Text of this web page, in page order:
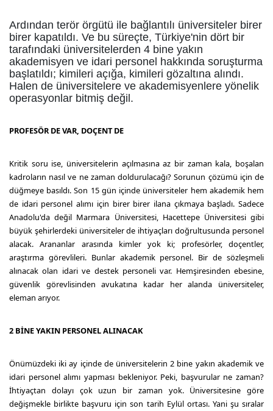
Ardından terör örgütü ile bağlantılı üniversiteler birer
birer kapatıldı. Ve bu süreçte, Türkiye'nin dört bir
tarafındaki üniversitelerden 4 bine yakın
akademisyen ve idari personel hakkında soruşturma
başlatıldı; kimileri açığa, kimileri gözaltına alındı.
Halen de üniversitelere ve akademisyenlere yönelik
operasyonlar bitmiş değil.
PROFESÖR DE VAR, DOÇENT DE
Kritik soru ise, üniversitelerin açılmasına az bir zaman kala, boşalan
kadroların nasıl ve ne zaman doldurulacağı? Sorunun çözümü için de
düğmeye basıldı. Son 15 gün içinde üniversiteler hem akademik hem
de idari personel alımı için birer birer ilana çıkmaya başladı. Sadece
Anadolu'da değil Marmara Üniversitesi, Hacettepe Üniversitesi gibi
büyük şehirlerdeki üniversiteler de ihtiyaçları doğrultusunda personel
alacak. Arananlar arasında kimler yok ki; profesörler, doçentler,
araştırma görevlileri. Bunlar akademik personel. Bir de sözleşmeli
alınacak olan idari ve destek personeli var. Hemşiresinden ebesine,
güvenlik görevlisinden avukatına kadar her alanda üniversiteler,
eleman arıyor.
2 BİNE YAKIN PERSONEL ALINACAK
Önümüzdeki iki ay içinde de üniversitelerin 2 bine yakın akademik ve
idari personel alımı yapması bekleniyor. Peki, başvurular ne zaman?
İhtiyaçtan dolayı çok uzun bir zaman yok. Üniversitesine göre
değişmekle birlikte başvuru için son tarih Eylül ortası. Yani şu sıralar